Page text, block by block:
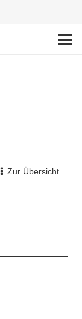
Zur Übersicht